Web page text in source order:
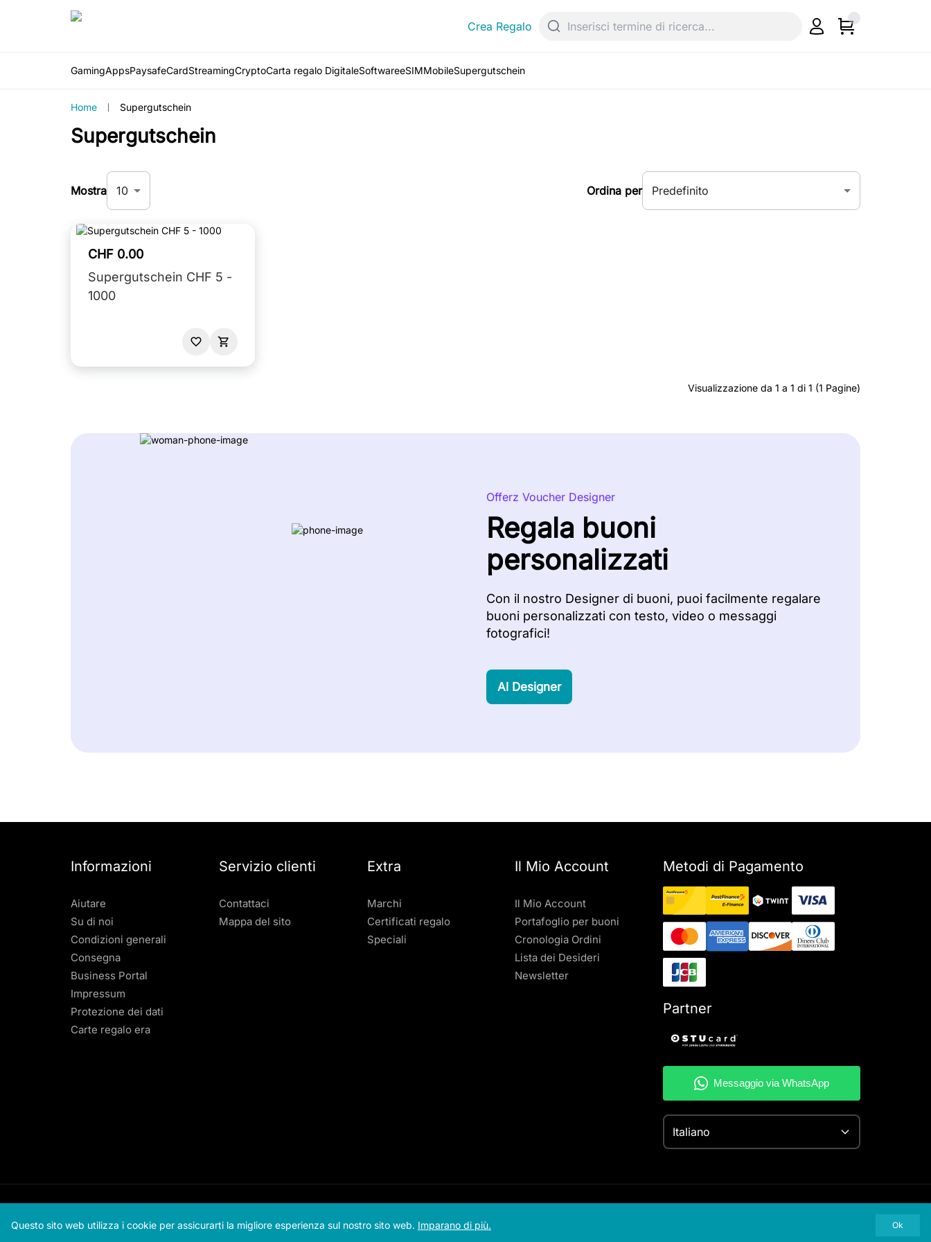
Crea Regalo
GamingAppsPaysafeCardStreamingCryptoCarta regalo DigitaleSoftwareeSIMMobileSupergutschein
Home Supergutschein
Supergutschein
Mostra 10 Ordina per Predefinito
CHF 0.00
Supergutschein CHF 5 -
1000
Visualizzazione da 1 a 1 di 1 (1 Pagine)
Offerz Voucher Designer
Regala buoni
personalizzati
Con il nostro Designer di buoni, puoi facilmente regalare
buoni personalizzati con testo, video o messaggi
fotografici!
Al Designer
Informazioni
Aiutare
Su di noi
Condizioni generali
Consegna
Business Portal
Impressum
Protezione dei dati
Carte regalo era
Servizio clienti
Contattaci
Mappa del sito
Extra
Marchi
Certificati regalo
Speciali
Il Mio Account
Il Mio Account
Portafoglio per buoni
Cronologia Ordini
Lista dei Desideri
Newsletter
Metodi di Pagamento
Partner
Italiano
Questo sito web utilizza i cookie per assicurarti la migliore esperienza sul nostro sito web. Imparano di più. Ok